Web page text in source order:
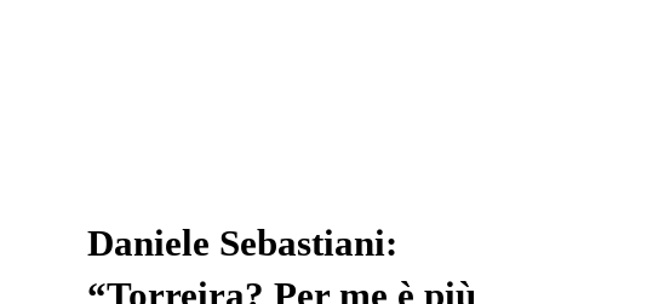
Daniele Sebastiani:
“Torreira? Per me è più